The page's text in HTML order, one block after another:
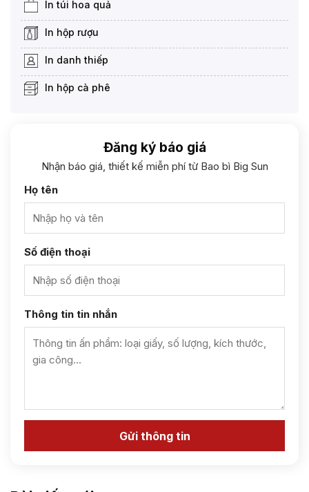
In túi hoa quả
In hộp rượu
In danh thiếp
In hộp cà phê
Đăng ký báo giá
Nhận báo giá, thiết kế miễn phí từ Bao bì Big Sun
Họ tên
Số điện thoại
Thông tin tin nhắn